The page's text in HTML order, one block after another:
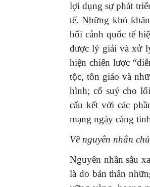
lợi dụng sự phát
tế. Những khó
bối cảnh quốc tế
được lý giải và xử
hiện chiến lược
tộc, tôn giáo và
hình; cổ suý cho
cấu kết với các
mạng ngày càng
Về nguyên nhân
Nguyên nhân sâu
là do bản thân